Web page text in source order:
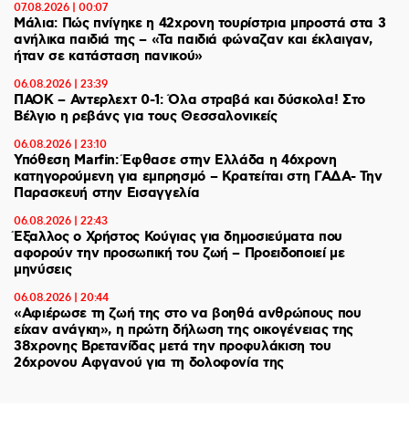
07.08.2026 | 00:07
Μάλια: Πώς πνίγηκε η 42χρονη τουρίστρια μπροστά στα 3
ανήλικα παιδιά της – «Τα παιδιά φώναζαν και έκλαιγαν,
ήταν σε κατάσταση πανικού»
06.08.2026 | 23:39
ΠΑΟΚ – Αντερλεχτ 0-1: Όλα στραβά και δύσκολα! Στο
Βέλγιο η ρεβάνς για τους Θεσσαλονικείς
06.08.2026 | 23:10
Υπόθεση Marfin: Έφθασε στην Ελλάδα η 46χρονη
κατηγορούμενη για εμπρησμό – Κρατείται στη ΓΑΔΑ- Την
Παρασκευή στην Εισαγγελία
06.08.2026 | 22:43
Έξαλλος ο Χρήστος Κούγιας για δημοσιεύματα που
αφορούν την προσωπική του ζωή – Προειδοποιεί με
μηνύσεις
06.08.2026 | 20:44
«Αφιέρωσε τη ζωή της στο να βοηθά ανθρώπους που
είχαν ανάγκη», η πρώτη δήλωση της οικογένειας της
38χρονης Βρετανίδας μετά την προφυλάκιση του
26χρονου Αφγανού για τη δολοφονία της